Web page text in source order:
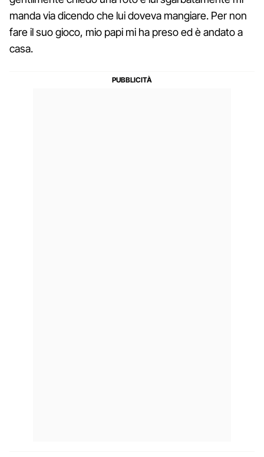
manda via dicendo che lui doveva mangiare. Per non
fare il suo gioco, mio papi mi ha preso ed è andato a
casa.